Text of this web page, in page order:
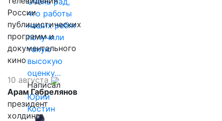
что работы
наших ребят
получили
такую
высокую
оценку…
Написал
Юрий
Костин
России
публицистических
программ и
документального
кино
10 августа
Арам Габрелянов
президент
холдинга